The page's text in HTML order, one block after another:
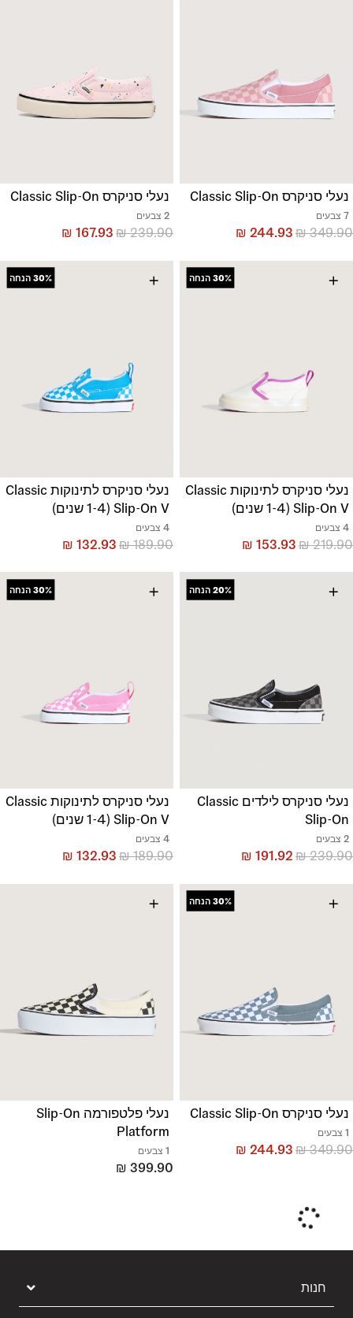
נעלי סניקרס Classic Slip-On
7 צבעים
₪349.90
₪ 244.93
נעלי סניקרס Classic Slip-On
2 צבעים
₪239.90
₪ 167.93
+
30% הנחה
נעלי סניקרס לתינוקות Classic
Slip-On V (1-4 שנים)
4 צבעים
₪219.90
₪ 153.93
+
30% הנחה
נעלי סניקרס לתינוקות Classic
Slip-On V (1-4 שנים)
4 צבעים
₪189.90
₪ 132.93
+
20% הנחה
נעלי סניקרס לילדים Classic
Slip-On
2 צבעים
₪239.90
₪ 191.92
+
30% הנחה
נעלי סניקרס לתינוקות Classic
Slip-On V (1-4 שנים)
4 צבעים
₪189.90
₪ 132.93
+
30% הנחה
נעלי סניקרס Classic Slip-On
1 צבעים
₪349.90
₪ 244.93
+
נעלי פלטפורמה Slip-On
Platform
1 צבעים
₪ 399.90
חנות